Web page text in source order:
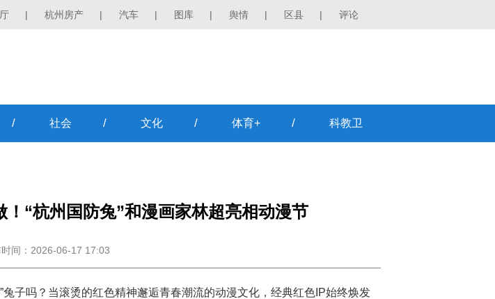
| 杭州房产 | 汽车 | 图库 | 舆情 | 区县 | 评论
/ 社会 / 文化 / 体育+ / 科教卫
“杭州国防兔”和漫画家林超亮相动漫节
时间：2026-06-17 17:03
子吗？当滚烫的红色精神邂逅青春潮流的动漫文化，经典红色IP始终焕发